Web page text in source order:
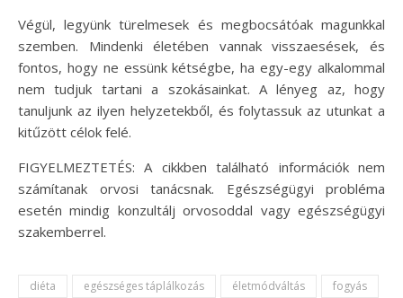
Végül, legyünk türelmesek és megbocsátóak magunkkal
szemben. Mindenki életében vannak visszaesések, és
fontos, hogy ne essünk kétségbe, ha egy-egy alkalommal
nem tudjuk tartani a szokásainkat. A lényeg az, hogy
tanuljunk az ilyen helyzetekből, és folytassuk az utunkat a
kitűzött célok felé.
FIGYELMEZTETÉS: A cikkben található információk nem
számítanak orvosi tanácsnak. Egészségügyi probléma
esetén mindig konzultálj orvosoddal vagy egészségügyi
szakemberrel.
diéta egészséges táplálkozás életmódváltás
fogyás